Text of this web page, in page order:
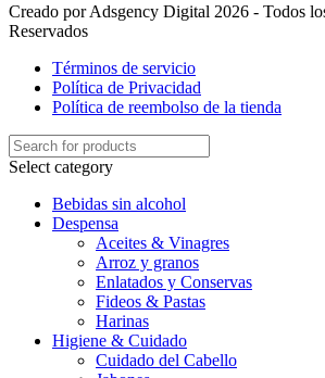
Creado por Adsgency Digital 2026 - Todos
Reservados
Términos de servicio
Política de Privacidad
Política de reembolso de la tienda
Select category
Bebidas sin alcohol
Despensa
Aceites & Vinagres
Arroz y granos
Enlatados y Conservas
Fideos & Pastas
Harinas
Higiene & Cuidado
Cuidado del Cabello